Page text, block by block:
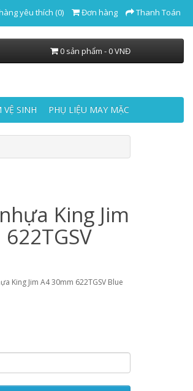
yêu thích (0) Đơn hàng Thanh Toán
0 sản phẩm - 0 VNĐ
VỆ SINH PHỤ LIỆU MAY MẶC
King Jim
King Jim A4 30mm 622TGSV Blue